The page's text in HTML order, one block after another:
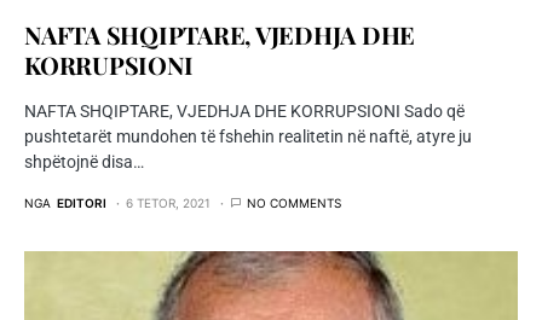
NAFTA SHQIPTARE, VJEDHJA DHE
KORRUPSIONI
NAFTA SHQIPTARE, VJEDHJA DHE KORRUPSIONI Sado që
pushtetarët mundohen të fshehin realitetin në naftë, atyre ju
shpëtojnë disa…
NGA EDITORI 6 TETOR, 2021 NO COMMENTS